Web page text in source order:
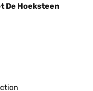
De Hoeksteen